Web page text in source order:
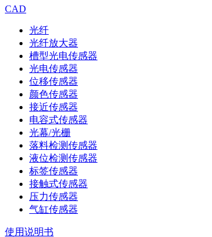
CAD
光纤
光纤放大器
槽型光电传感器
光电传感器
位移传感器
颜色传感器
接近传感器
电容式传感器
光幕/光栅
落料检测传感器
液位检测传感器
标签传感器
接触式传感器
压力传感器
气缸传感器
使用说明书